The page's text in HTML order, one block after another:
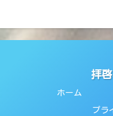
拝
ホーム
プラ